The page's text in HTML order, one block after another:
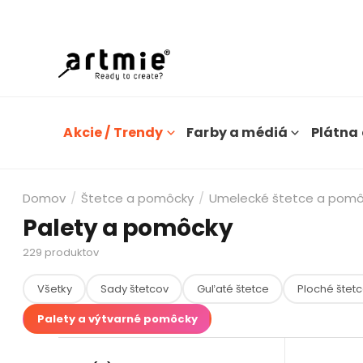
Akcie / Trendy Farby a médiá Plátna
Domov / Štetce a pomôcky / Umelecké štetce a
Palety a pomôcky
229 produktov
Všetky Sady štetcov Guľaté štetce
Ploché
Palety a výtvarné pomôcky